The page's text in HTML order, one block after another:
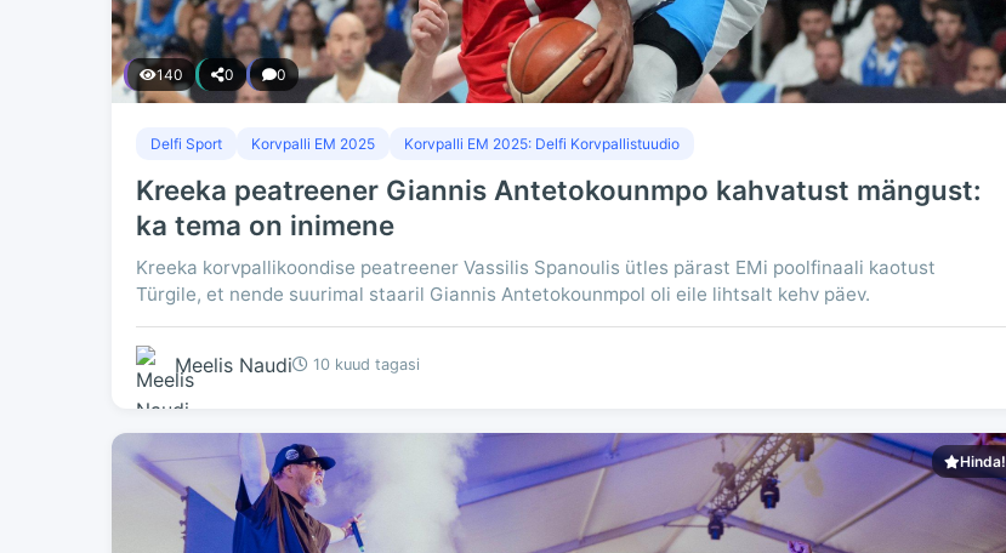
140 0 0
Delfi Sport Korvpalli EM 2025 Korvpalli EM 2025: Delfi Korvpallistuudio
Kreeka peatreener Giannis Antetokounmpo kahvatust mängust:
ka tema on inimene
Kreeka korvpallikoondise peatreener Vassilis Spanoulis ütles pärast EMi poolfinaali kaotust
Türgile, et nende suurimal staaril Giannis Antetokounmpol oli eile lihtsalt kehv päev.
Meelis Naudi 10 kuud tagasi
Hinda!